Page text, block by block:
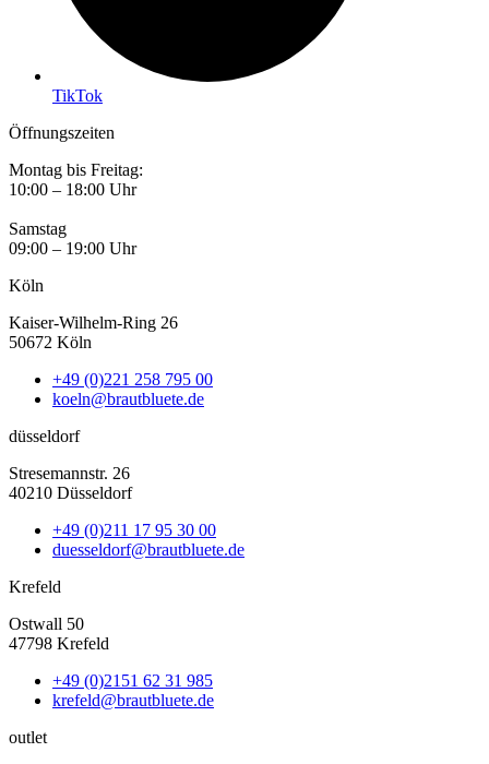
TikTok
Öffnungszeiten
Montag bis Freitag:
10:00 – 18:00 Uhr
Samstag
09:00 – 19:00 Uhr
Köln
Kaiser-Wilhelm-Ring 26
50672 Köln
+49 (0)221 258 795 00
koeln@brautbluete.de
düsseldorf
Stresemannstr. 26
40210 Düsseldorf
+49 (0)211 17 95 30 00
duesseldorf@brautbluete.de
Krefeld
Ostwall 50
47798 Krefeld
+49 (0)2151 62 31 985
krefeld@brautbluete.de
outlet